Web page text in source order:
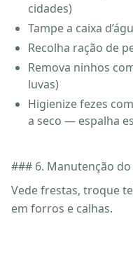
cidades)
Tampe a caixa
Recolha ração de
Remova ninhos
luvas)
Higienize fezes
a seco — espalha
### 6. Manutenção
Vede frestas, troque
em forros e calhas.